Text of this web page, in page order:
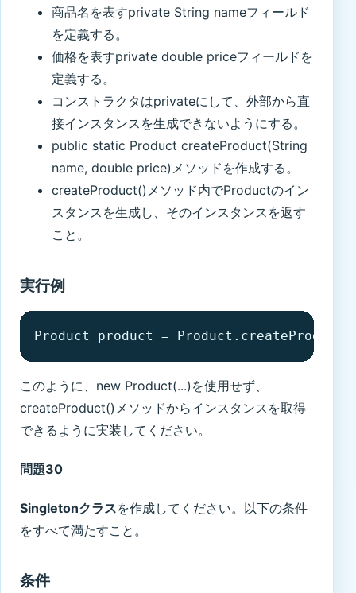
商品名を表すprivate String nameフィールド
を定義する。
価格を表すprivate double priceフィールドを
定義する。
コンストラクタはprivateにして、外部から直
接インスタンスを生成できないようにする。
public static Product createProduct(String
name, double price)メソッドを作成する。
createProduct()メソッド内でProductのイン
スタンスを生成し、そのインスタンスを返す
こと。
実行例
Product product = Product.createProduct("
このように、new Product(...)を使用せず、
createProduct()メソッドからインスタンスを取得
できるように実装してください。
問題30
Singletonクラスを作成してください。以下の条件
をすべて満たすこと。
条件